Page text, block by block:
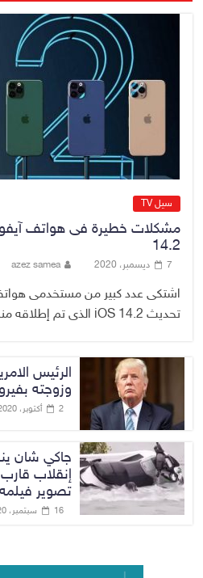
القضاء
موظفي
ضبطت
مزورة
سيل TV
14.2
7 ديسمبر، 2020 azez samea
اشتكى عدد كبير من مستخدمى
تحديث iOS 14.2 الذى تم إطلاقه منذ عدة أيام، بأن
الرئيس
وزوجته
2 أكتوبر، 2020
جاكي شان
إنقلاب قارب
تصوير
16 سبتمبر، 2020